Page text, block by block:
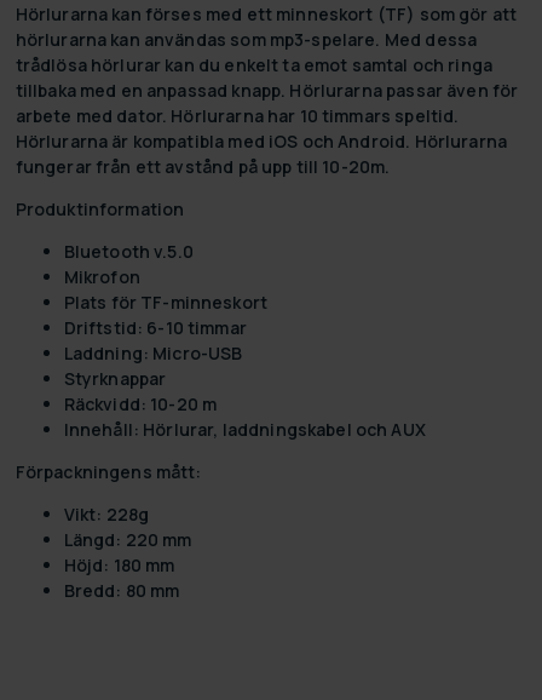
Hörlurarna kan förses med ett minneskort (TF) som gör att
hörlurarna kan användas som mp3-spelare. Med dessa
trådlösa hörlurar kan du enkelt ta emot samtal och ringa
tillbaka med en anpassad knapp. Hörlurarna passar även för
arbete med dator. Hörlurarna har 10 timmars speltid.
Hörlurarna är kompatibla med iOS och Android. Hörlurarna
fungerar från ett avstånd på upp till 10-20m.
Produktinformation
Bluetooth v.5.0
Mikrofon
Plats för TF-minneskort
Driftstid: 6-10 timmar
Laddning: Micro-USB
Styrknappar
Räckvidd: 10-20 m
Innehåll: Hörlurar, laddningskabel och AUX
Förpackningens mått:
Vikt: 228g
Längd: 220 mm
Höjd: 180 mm
Bredd: 80 mm